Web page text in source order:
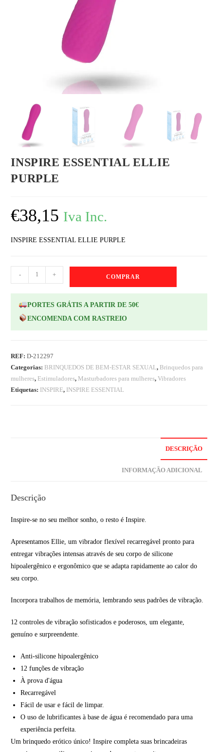
INSPIRE ESSENTIAL ELLIE
PURPLE
€38,15 Iva Inc.
INSPIRE ESSENTIAL ELLIE PURPLE
- + COMPRAR
PORTES GRÁTIS A PARTIR DE 50€
ENCOMENDA COM RASTREIO
REF:D-212297
Categorias: BRINQUEDOS DE BEM-ESTAR SEXUAL, Brinquedos para
mulheres, Estimuladores, Masturbadores para mulheres,Vibradores
Etiquetas: INSPIRE, INSPIRE ESSENTIAL
DESCRIÇÃO
INFORMAÇÃO ADICIONAL
Descrição
Inspire-se no seu melhor sonho, o resto é Inspire.
Apresentamos Ellie, um vibrador flexível recarregável pronto para
entregar vibrações intensas através de seu corpo de silicone
hipoalergênico e ergonômico que se adapta rapidamente ao calor do
seu corpo.
Incorpora trabalhos de memória, lembrando seus padrões de vibração.
12 controles de vibração sofisticados e poderosos, um elegante,
genuíno e surpreendente.
Anti-silicone hipoalergênico
12 funções de vibração
À prova d'água
Recarregável
Fácil de usar e fácil de limpar.
O uso de lubrificantes à base de água é recomendado para uma
experiência perfeita.
Um brinquedo erótico único! Inspire completa suas brincadeiras